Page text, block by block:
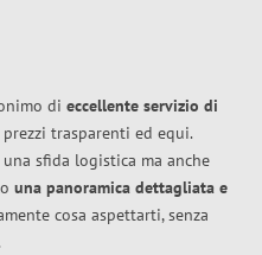
di eccellente servizio di
prezzi trasparenti ed equi.
sfida logistica ma anche
una panoramica dettagliata e
cosa aspettarti, senza